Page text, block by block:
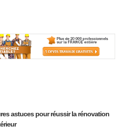
astuces pour réussir la rénovation